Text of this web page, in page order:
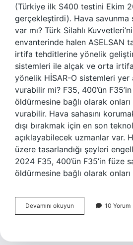
(Türkiye ilk S400 testini Ekim
gerçekleştirdi). Hava savunma
var mı? Türk Silahlı
envanterinde halen ASELSAN
irtifa tehditlerine yönelik
sistemleri ile alçak ve orta
yönelik HİSAR-O sistemleri yer
vurabilir mi? F35, 400’ün F35’in
öldürmesine bağlı olarak
vurabilir. Hava sahasını
dışı bırakmak için en son
açıklayabilecek uzmanlar var.
üzere tasarlandığı şeyleri
2024 F35, 400’ün F35’in füze
öldürmesine bağlı olarak
Devamını okuyun
400
Tane
10 Yorum